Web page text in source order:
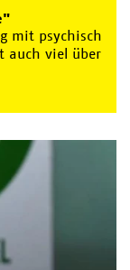
mit psychisch
auch viel über